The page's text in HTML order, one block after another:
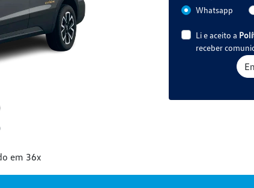
em 36x
Whatsapp
Li e aceito a
receber